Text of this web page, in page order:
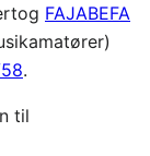
FAJABEFA
.
til